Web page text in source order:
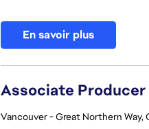
En savoir plus
Associate
Vancouver - Great Northern Way,